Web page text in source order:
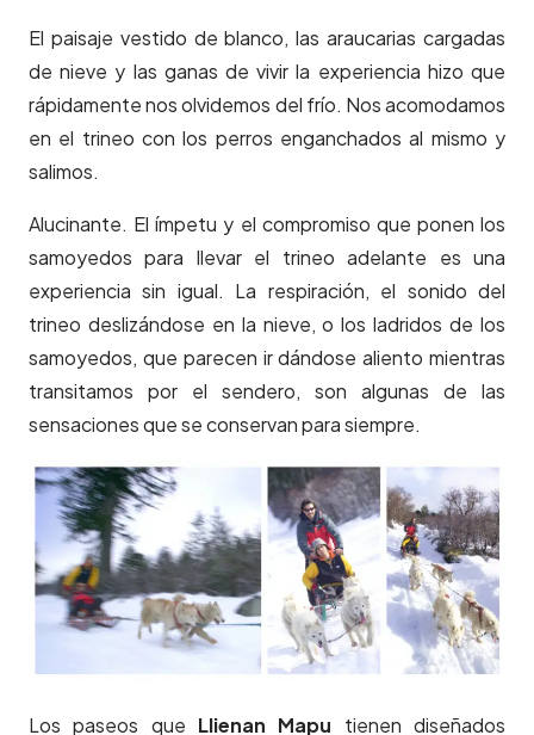
El paisaje vestido de blanco, las araucarias cargadas
de nieve y las ganas de vivir la experiencia hizo que
rápidamente nos olvidemos del frío. Nos acomodamos
en el trineo con los perros enganchados al mismo y
salimos.
Alucinante. El ímpetu y el compromiso que ponen los
samoyedos para llevar el trineo adelante es una
experiencia sin igual. La respiración, el sonido del
trineo deslizándose en la nieve, o los ladridos de los
samoyedos, que parecen ir dándose aliento mientras
transitamos por el sendero, son algunas de las
sensaciones que se conservan para siempre.
Los paseos que Llienan Mapu tienen diseñados